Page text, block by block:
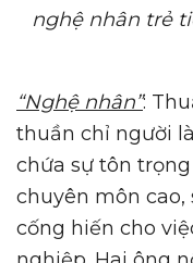
nghệ nhân trẻ
“Nghệ nhân”:
thuần chỉ người
chứa sự tôn
chuyên môn cao,
cống hiến cho